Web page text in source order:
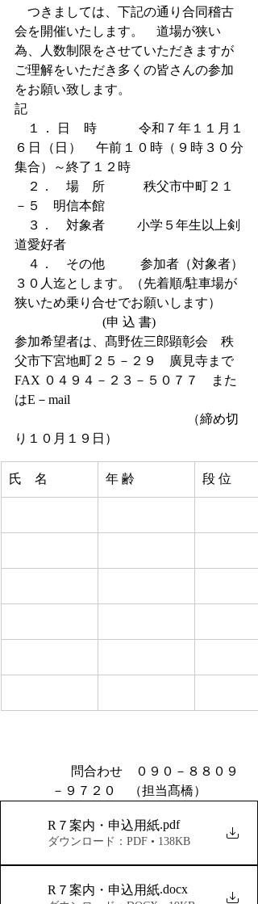
つきましては、下記の通り合同稽古
会を開催いたします。　道場が狭い
為、人数制限をさせていただきますが
ご理解をいただき多くの皆さんの参加
をお願い致します。
記
１． 日　時            令和７年１１月１
６日（日）　午前１０時（９時３０分
集合）～終了１２時
２．　場　所            秩父市中町２１
－５　明信本館
３．　対象者          小学５年生以上剣
道愛好者
４．　その他           参加者（対象者）
３０人迄とします。（先着順/駐車場が
狭いため乗り合せでお願いします）
(申 込 書)
参加希望者は、髙野佐三郎顕彰会　秩
父市下宮地町２５－２９　廣見寺まで
FAX ０４９４－２３－５０７７　また
はE－mail
（締め切
り１０月１９日）
氏    名 年 齢 段 位
問合わせ　０９０－８８０９
－９７２０　（担当髙橋）
R７案内・申込用紙.pdf
ダウンロード：PDF • 138KB
R７案内・申込用紙.docx